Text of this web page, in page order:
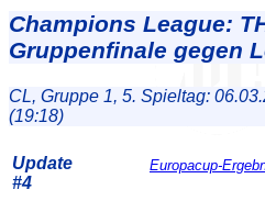
Champions League:
Gruppenfinale gegen
CL, Gruppe 1, 5. Spieltag:
(19:18)
Update
#4
Europacup-